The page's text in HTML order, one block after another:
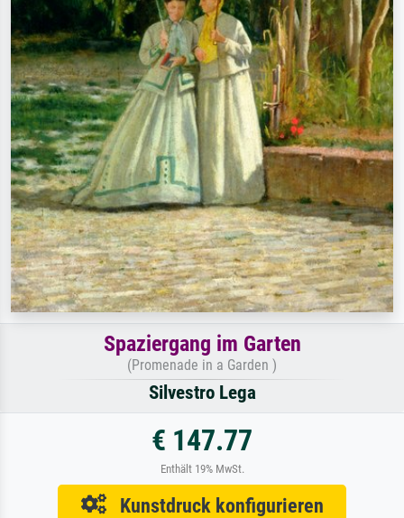
Spaziergang im Garten
(Promenade in a Garden )
Silvestro Lega
€ 147.77
Enthält 19% MwSt.
Kunstdruck konfigurieren